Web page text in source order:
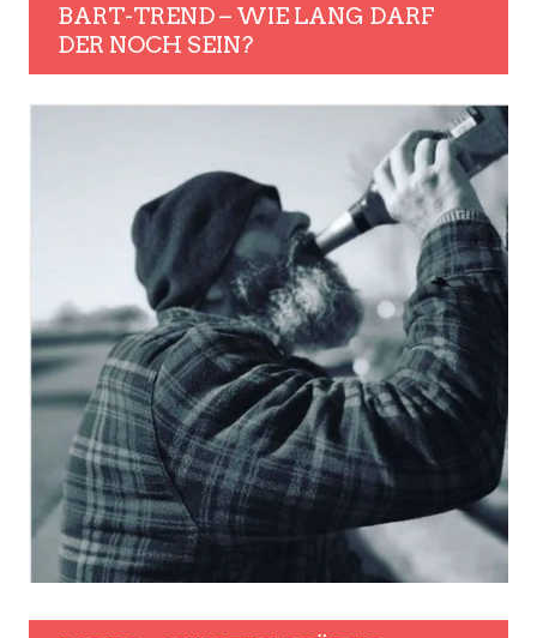
BART-TREND – WIE LANG DARF
DER NOCH SEIN?